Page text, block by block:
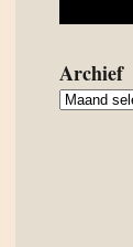
Archief
Archief